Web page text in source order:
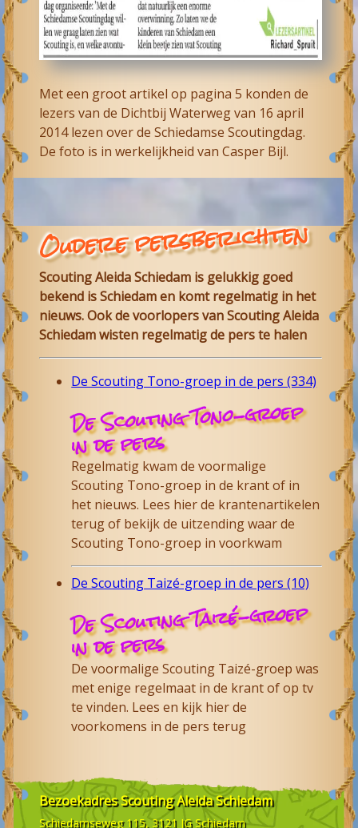
Met een groot artikel op pagina 5 konden de
lezers van de Dichtbij Waterweg van 16 april
2014 lezen over de Schiedamse Scoutingdag.
De foto is in werkelijkheid van Casper Bijl.
Oudere persberichten
Scouting Aleida Schiedam is gelukkig goed
bekend is Schiedam en komt regelmatig in het
nieuws. Ook de voorlopers van Scouting Aleida
Schiedam wisten regelmatig de pers te halen
De Scouting Tono-groep in de pers (334)
De Scouting Tono-groep
in de pers
Regelmatig kwam de voormalige
Scouting Tono-groep in de krant of in
het nieuws. Lees hier de krantenartikelen
terug of bekijk de uitzending waar de
Scouting Tono-groep in voorkwam
De Scouting Taizé-groep in de pers (10)
De Scouting Taizé-groep
in de pers
De voormalige Scouting Taizé-groep was
met enige regelmaat in de krant of op tv
te vinden. Lees en kijk hier de
voorkomens in de pers terug
BezoekadresScouting Aleida Schiedam
Schiedamseweg 115, 3121 JG Schiedam